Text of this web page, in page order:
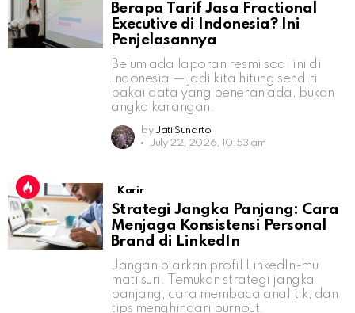
Berapa Tarif Jasa Fractional
Executive di Indonesia? Ini
Penjelasannya
Belum ada laporan resmi soal ini di
Indonesia — jadi kita hitung sendiri
pakai data yang beneran ada, bukan
angka karangan.
by Jati Sunarto
July 22, 2026, 10:53 am
Karir
Strategi Jangka Panjang: Cara
Menjaga Konsistensi Personal
Brand di LinkedIn
Jangan biarkan profil LinkedIn-mu
mati suri. Temukan strategi jangka
panjang, cara membaca analitik, dan
tips menghindari burnout.